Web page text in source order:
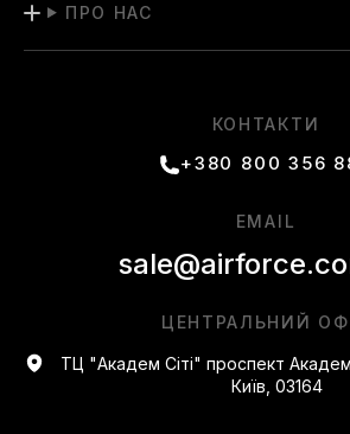
ПРО НАС
КОНТАКТИ
+380 800 356
ЦЕНТРАЛЬНИЙ
ТЦ "Академ Сіті" проспект
Київ, 03164
EMAIL